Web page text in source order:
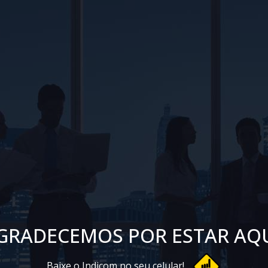
POR ESTAR